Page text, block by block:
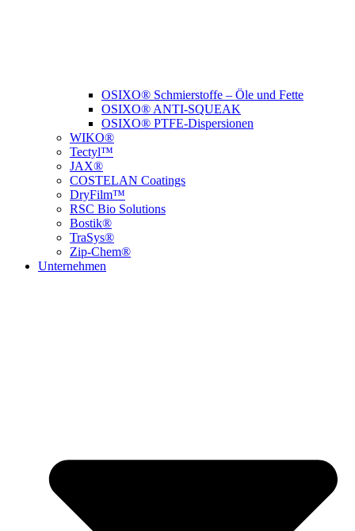
OSIXO® Schmierstoffe – Öle und Fette
OSIXO® ANTI-SQUEAK
OSIXO® PTFE-Dispersionen
WIKO®
Tectyl™
JAX®
COSTELAN Coatings
DryFilm™
RSC Bio Solutions
Bostik®
TraSys®
Zip-Chem®
Unternehmen